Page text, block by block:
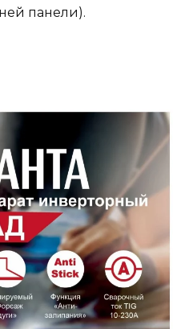
панели).